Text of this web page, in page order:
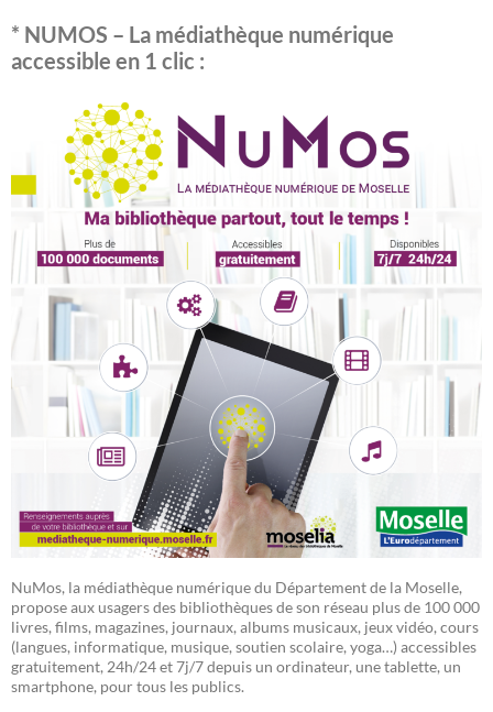
o
k
* NUMOS – La médiathèque numérique
accessible en 1 clic :
NuMos, la médiathèque numérique du Département de la Moselle,
propose aux usagers des bibliothèques de son réseau plus de 100 000
livres, films, magazines, journaux, albums musicaux, jeux vidéo, cours
(langues, informatique, musique, soutien scolaire, yoga…) accessibles
gratuitement, 24h/24 et 7j/7 depuis un ordinateur, une tablette, un
smartphone, pour tous les publics.